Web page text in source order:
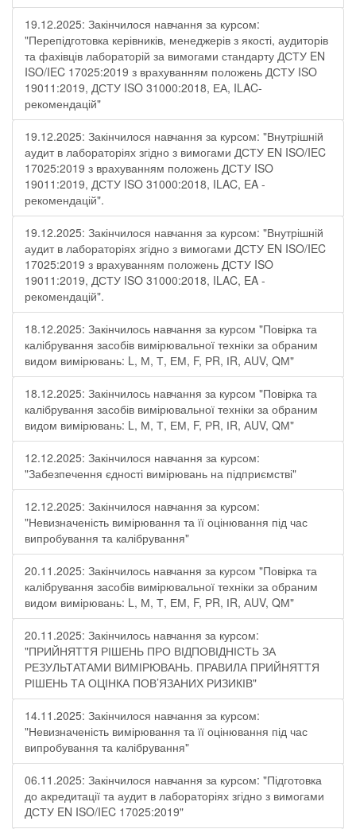
19.12.2025: Закінчилося навчання за курсом:
"Перепідготовка керівників, менеджерів з якості, аудиторів
та фахівців лабораторій за вимогами стандарту ДСТУ EN
ISO/IEC 17025:2019 з врахуванням положень ДСТУ ISO
19011:2019, ДСТУ ISO 31000:2018, ЕА, ILAC-
рекомендацій"
19.12.2025: Закінчилося навчання за курсом: "Внутрішній
аудит в лабораторіях згідно з вимогами ДСТУ EN ISO/IEC
17025:2019 з врахуванням положень ДСТУ ISO
19011:2019, ДСТУ ISO 31000:2018, ILAC, EA -
рекомендацій".
19.12.2025: Закінчилося навчання за курсом: "Внутрішній
аудит в лабораторіях згідно з вимогами ДСТУ EN ISO/IEC
17025:2019 з врахуванням положень ДСТУ ISO
19011:2019, ДСТУ ISO 31000:2018, ILAC, EA -
рекомендацій".
18.12.2025: Закінчилось навчання за курсом "Повірка та
калібрування засобів вимірювальної техніки за обраним
видом вимірювань: L, М, Т, ЕМ, F, РR, ІR, АUV, QМ"
18.12.2025: Закінчилось навчання за курсом "Повірка та
калібрування засобів вимірювальної техніки за обраним
видом вимірювань: L, М, Т, ЕМ, F, РR, ІR, АUV, QМ"
12.12.2025: Закінчилося навчання за курсом:
"Забезпечення єдності вимірювань на підприємстві"
12.12.2025: Закінчилося навчання за курсом:
"Невизначеність вимірювання та її оцінювання під час
випробування та калібрування"
20.11.2025: Закінчилось навчання за курсом "Повірка та
калібрування засобів вимірювальної техніки за обраним
видом вимірювань: L, М, Т, ЕМ, F, РR, ІR, АUV, QМ"
20.11.2025: Закінчилось навчання за курсом:
"ПРИЙНЯТТЯ РІШЕНЬ ПРО ВІДПОВІДНІСТЬ ЗА
РЕЗУЛЬТАТАМИ ВИМІРЮВАНЬ. ПРАВИЛА ПРИЙНЯТТЯ
РІШЕНЬ ТА ОЦІНКА ПОВ’ЯЗАНИХ РИЗИКІВ"
14.11.2025: Закінчилося навчання за курсом:
"Невизначеність вимірювання та її оцінювання під час
випробування та калібрування"
06.11.2025: Закінчилося навчання за курсом: "Підготовка
до акредитації та аудит в лабораторіях згідно з вимогами
ДСТУ EN ISO/IEC 17025:2019"